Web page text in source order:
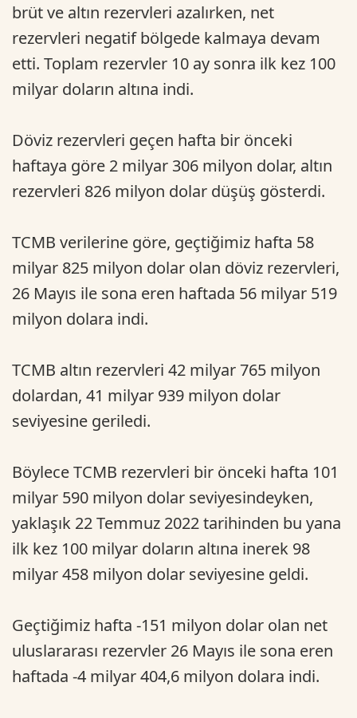
brüt ve altın rezervleri azalırken, net
rezervleri negatif bölgede kalmaya devam
etti. Toplam rezervler 10 ay sonra ilk kez 100
milyar doların altına indi.
Döviz rezervleri geçen hafta bir önceki
haftaya göre 2 milyar 306 milyon dolar, altın
rezervleri 826 milyon dolar düşüş gösterdi.
TCMB verilerine göre, geçtiğimiz hafta 58
milyar 825 milyon dolar olan döviz rezervleri,
26 Mayıs ile sona eren haftada 56 milyar 519
milyon dolara indi.
TCMB altın rezervleri 42 milyar 765 milyon
dolardan, 41 milyar 939 milyon dolar
seviyesine geriledi.
Böylece TCMB rezervleri bir önceki hafta 101
milyar 590 milyon dolar seviyesindeyken,
yaklaşık 22 Temmuz 2022 tarihinden bu yana
ilk kez 100 milyar doların altına inerek 98
milyar 458 milyon dolar seviyesine geldi.
Geçtiğimiz hafta -151 milyon dolar olan net
uluslararası rezervler 26 Mayıs ile sona eren
haftada -4 milyar 404,6 milyon dolara indi.